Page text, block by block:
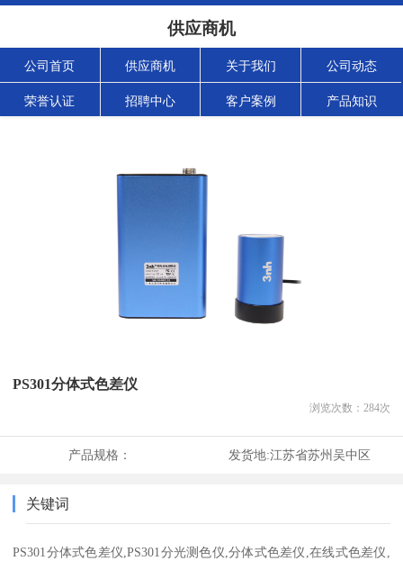
供应商机
公司首页 供应商机 关于我们 公司动态
荣誉认证 招聘中心 客户案例 产品知识
PS301分体式色差仪
浏览次数： 284次
产品规格： 发货地:江苏省苏州吴中区
关键词
PS301分体式色差仪,PS301分光测色仪,分体式色差仪,在线式色差仪,